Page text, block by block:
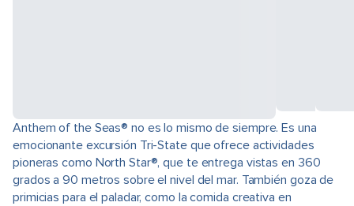
Anthem of the Seas® no es lo mismo de siempre. Es una
emocionante excursión Tri-State que ofrece actividades
pioneras como North Star®, que te entrega vistas en 360
grados a 90 metros sobre el nivel del mar. También goza de
primicias para el paladar, como la comida creativa en